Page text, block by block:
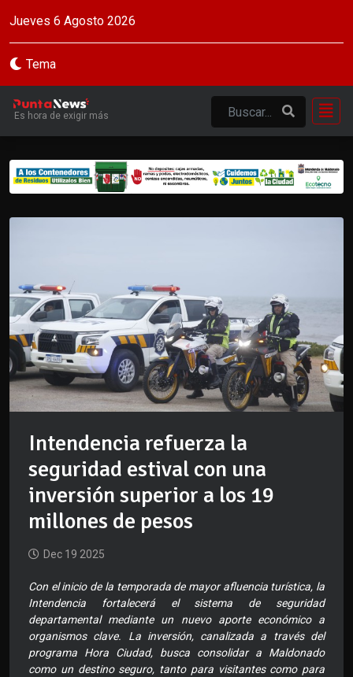
Jueves 6 Agosto 2026
Tema
Es hora de exigir más
Intendencia refuerza la
seguridad estival con una
inversión superior a los 19
millones de pesos
Dec 19 2025
Con el inicio de la temporada de mayor afluencia turística, la
Intendencia fortalecerá el sistema de seguridad
departamental mediante un nuevo aporte económico a
organismos clave. La inversión, canalizada a través del
programa Hora Ciudad, busca consolidar a Maldonado
como un destino seguro, tanto para visitantes como para